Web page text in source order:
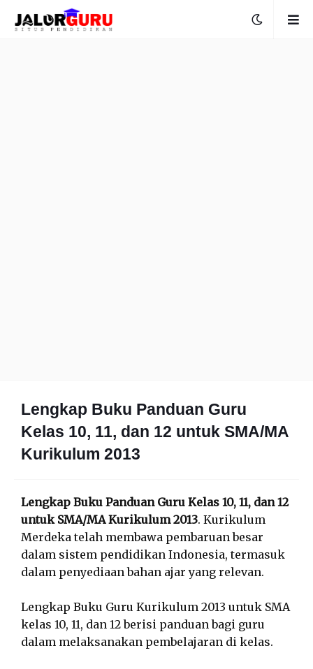
Lengkap Buku Panduan Guru
Kelas 10, 11, dan 12 untuk SMA/MA
Kurikulum 2013
Lengkap Buku Panduan Guru Kelas 10, 11, dan 12
untuk SMA/MA Kurikulum 2013. Kurikulum
Merdeka telah membawa pembaruan besar
dalam sistem pendidikan Indonesia, termasuk
dalam penyediaan bahan ajar yang relevan.
Lengkap Buku Guru Kurikulum 2013 untuk SMA
kelas 10, 11, dan 12 berisi panduan bagi guru
dalam melaksanakan pembelajaran di kelas.